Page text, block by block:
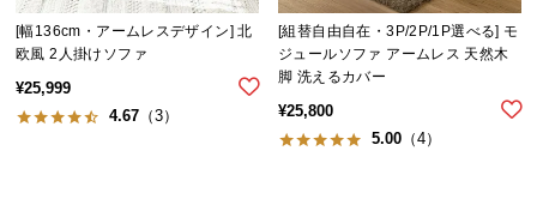
[幅136cm・アームレスデザイン] 北
欧風 2人掛けソファ
¥25,999
4.67 （3）
[組替自由自在・3P/2P/1P選べる] モ
ジュールソファ アームレス 天然木
脚 洗えるカバー
¥25,800
5.00 （4）